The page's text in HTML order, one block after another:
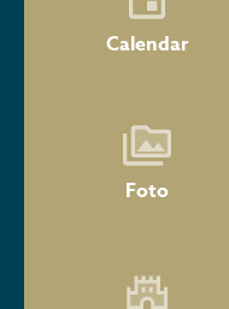
Calendar
Foto